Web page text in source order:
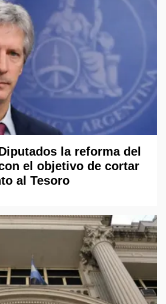
la reforma del
el objetivo de cortar
al Tesoro